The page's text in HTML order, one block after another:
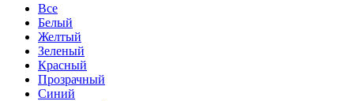
Все
Белый
Желтый
Зеленый
Красный
Прозрачный
Синий